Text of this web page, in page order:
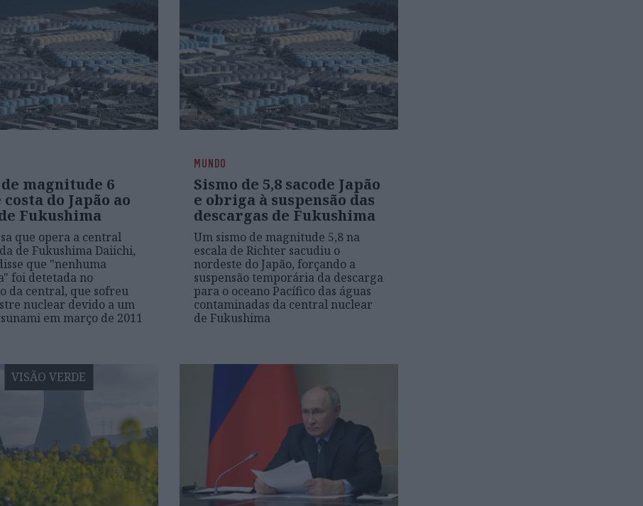
magnitude 6
do Japão ao
Fukushima
que opera a central
de Fukushima Daiichi,
que "nenhuma
foi detetada no
da central, que sofreu
nuclear devido a um
em março de 2011
MUNDO
Sismo de 5,8 sacode Japão
e obriga à suspensão das
descargas de Fukushima
Um sismo de magnitude 5,8 na
escala de Richter sacudiu o
nordeste do Japão, forçando a
suspensão temporária da descarga
para o oceano Pacífico das águas
contaminadas da central nuclear
de Fukushima
VISÃO VERDE